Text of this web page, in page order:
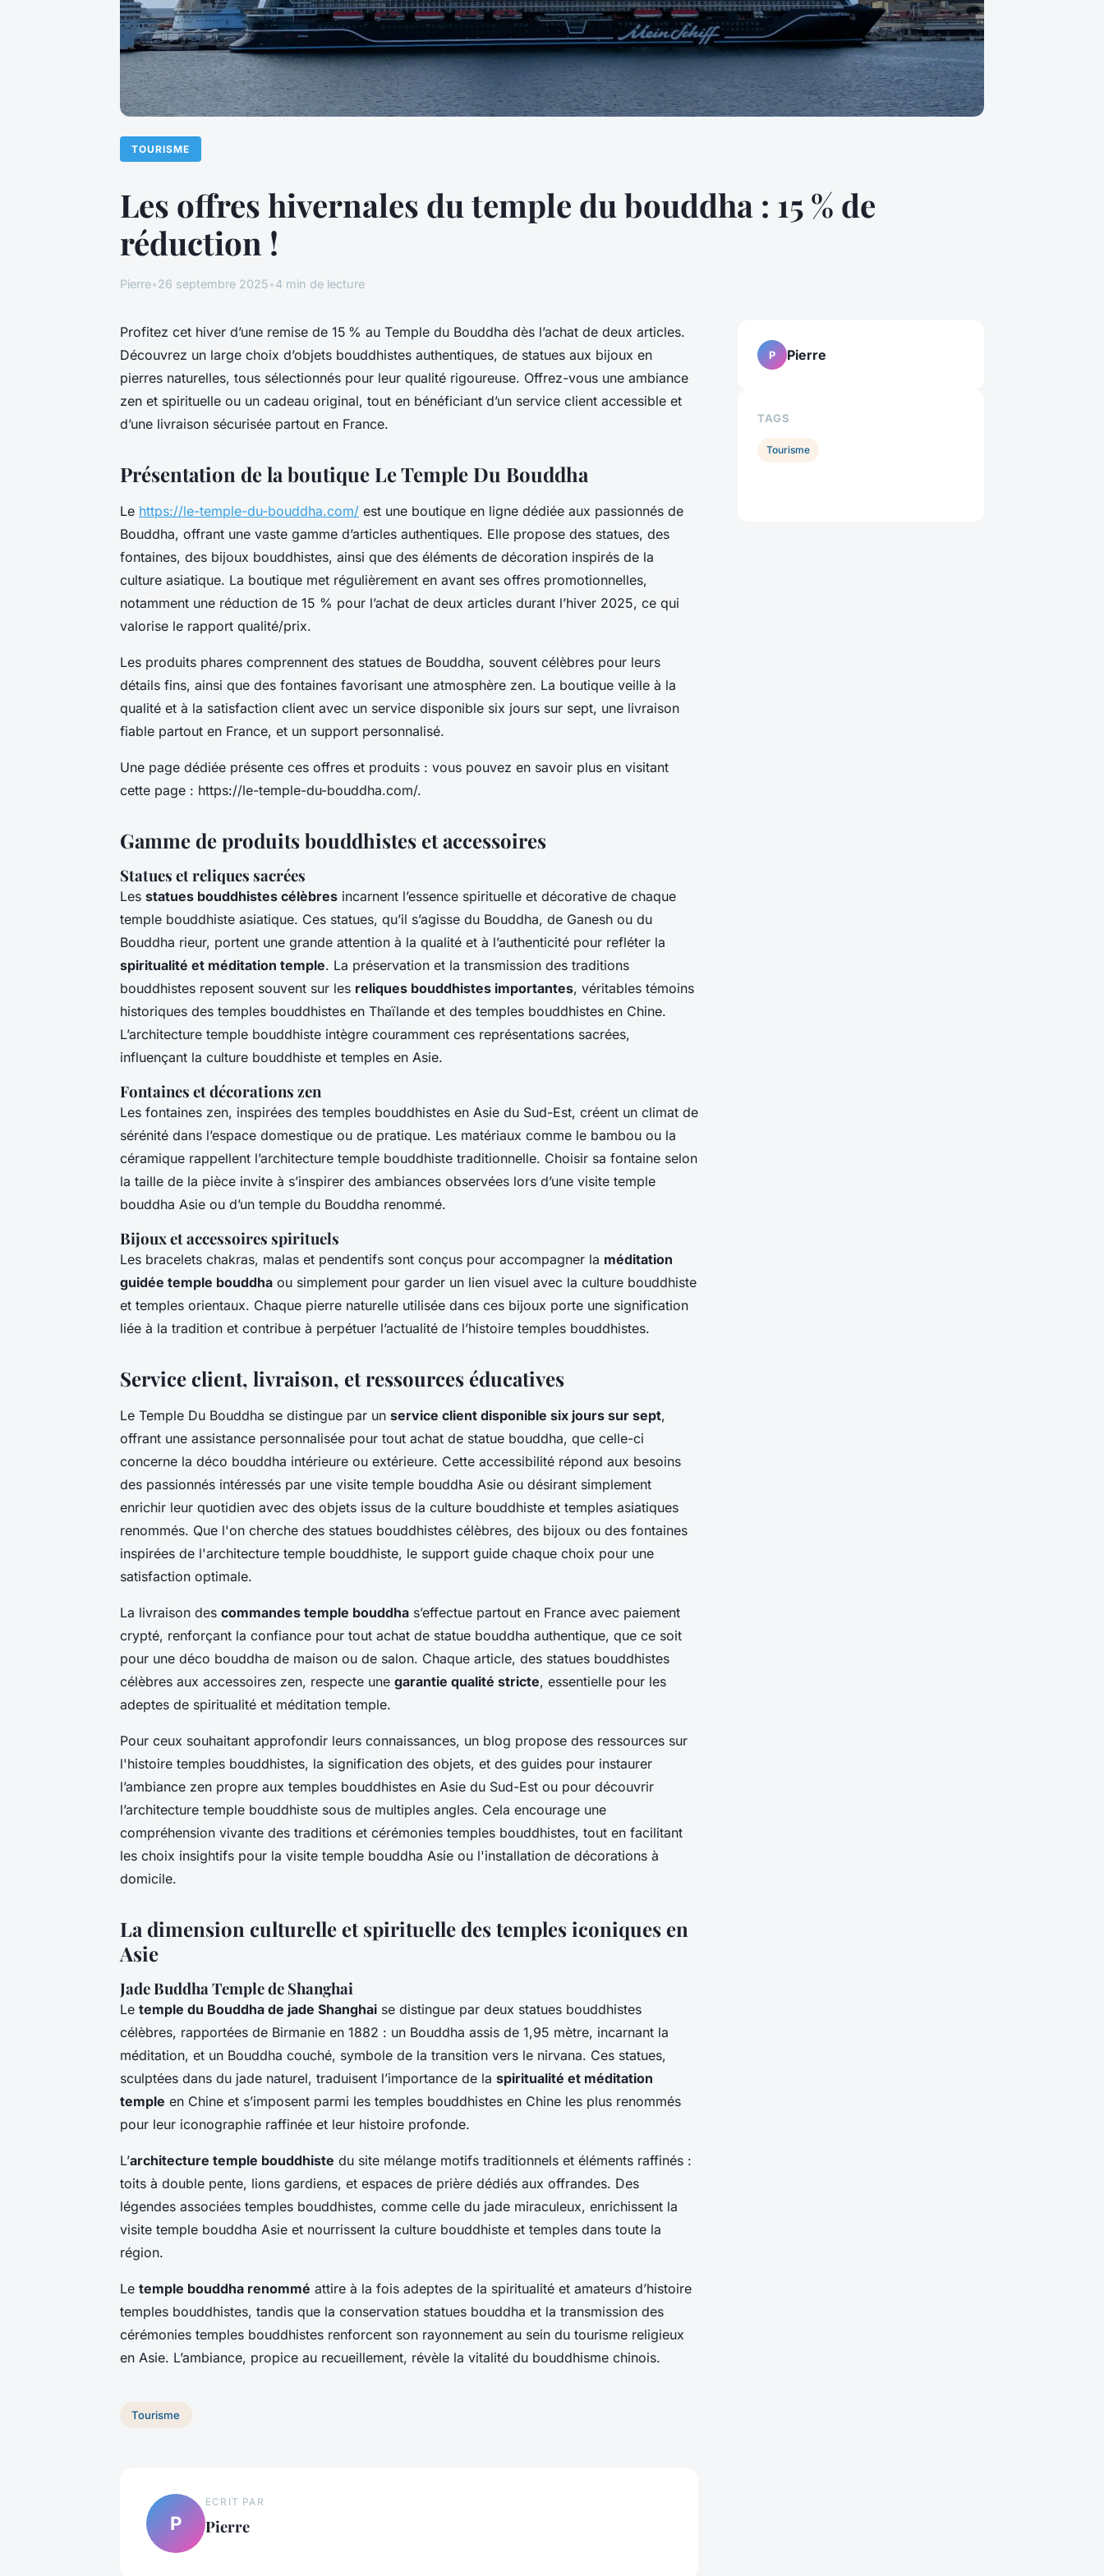
TOURISME
Les offres hivernales du temple du bouddha : 15 % de
réduction !
Pierre•26 septembre 2025•4 min de lecture
Profitez cet hiver d’une remise de 15 % au Temple du Bouddha dès l’achat de deux articles.
Découvrez un large choix d’objets bouddhistes authentiques, de statues aux bijoux en
pierres naturelles, tous sélectionnés pour leur qualité rigoureuse. Offrez-vous une ambiance
zen et spirituelle ou un cadeau original, tout en bénéficiant d’un service client accessible et
d’une livraison sécurisée partout en France.
Présentation de la boutique Le Temple Du Bouddha
Le https://le-temple-du-bouddha.com/ est une boutique en ligne dédiée aux passionnés de
Bouddha, offrant une vaste gamme d’articles authentiques. Elle propose des statues, des
fontaines, des bijoux bouddhistes, ainsi que des éléments de décoration inspirés de la
culture asiatique. La boutique met régulièrement en avant ses offres promotionnelles,
notamment une réduction de 15 % pour l’achat de deux articles durant l’hiver 2025, ce qui
valorise le rapport qualité/prix.
Les produits phares comprennent des statues de Bouddha, souvent célèbres pour leurs
détails fins, ainsi que des fontaines favorisant une atmosphère zen. La boutique veille à la
qualité et à la satisfaction client avec un service disponible six jours sur sept, une livraison
fiable partout en France, et un support personnalisé.
Une page dédiée présente ces offres et produits : vous pouvez en savoir plus en visitant
cette page : https://le-temple-du-bouddha.com/.
Gamme de produits bouddhistes et accessoires
Statues et reliques sacrées
Les statues bouddhistes célèbres incarnent l’essence spirituelle et décorative de chaque
temple bouddhiste asiatique. Ces statues, qu’il s’agisse du Bouddha, de Ganesh ou du
Bouddha rieur, portent une grande attention à la qualité et à l’authenticité pour refléter la
spiritualité et méditation temple. La préservation et la transmission des traditions
bouddhistes reposent souvent sur les reliques bouddhistes importantes, véritables témoins
historiques des temples bouddhistes en Thaïlande et des temples bouddhistes en Chine.
L’architecture temple bouddhiste intègre couramment ces représentations sacrées,
influençant la culture bouddhiste et temples en Asie.
Fontaines et décorations zen
Les fontaines zen, inspirées des temples bouddhistes en Asie du Sud-Est, créent un climat de
sérénité dans l’espace domestique ou de pratique. Les matériaux comme le bambou ou la
céramique rappellent l’architecture temple bouddhiste traditionnelle. Choisir sa fontaine selon
la taille de la pièce invite à s’inspirer des ambiances observées lors d’une visite temple
bouddha Asie ou d’un temple du Bouddha renommé.
Bijoux et accessoires spirituels
Les bracelets chakras, malas et pendentifs sont conçus pour accompagner la méditation
guidée temple bouddha ou simplement pour garder un lien visuel avec la culture bouddhiste
et temples orientaux. Chaque pierre naturelle utilisée dans ces bijoux porte une signification
liée à la tradition et contribue à perpétuer l’actualité de l’histoire temples bouddhistes.
Service client, livraison, et ressources éducatives
Le Temple Du Bouddha se distingue par un service client disponible six jours sur sept,
offrant une assistance personnalisée pour tout achat de statue bouddha, que celle-ci
concerne la déco bouddha intérieure ou extérieure. Cette accessibilité répond aux besoins
des passionnés intéressés par une visite temple bouddha Asie ou désirant simplement
enrichir leur quotidien avec des objets issus de la culture bouddhiste et temples asiatiques
renommés. Que l'on cherche des statues bouddhistes célèbres, des bijoux ou des fontaines
inspirées de l'architecture temple bouddhiste, le support guide chaque choix pour une
satisfaction optimale.
La livraison des commandes temple bouddha s’effectue partout en France avec paiement
crypté, renforçant la confiance pour tout achat de statue bouddha authentique, que ce soit
pour une déco bouddha de maison ou de salon. Chaque article, des statues bouddhistes
célèbres aux accessoires zen, respecte une garantie qualité stricte, essentielle pour les
adeptes de spiritualité et méditation temple.
Pour ceux souhaitant approfondir leurs connaissances, un blog propose des ressources sur
l'histoire temples bouddhistes, la signification des objets, et des guides pour instaurer
l’ambiance zen propre aux temples bouddhistes en Asie du Sud-Est ou pour découvrir
l’architecture temple bouddhiste sous de multiples angles. Cela encourage une
compréhension vivante des traditions et cérémonies temples bouddhistes, tout en facilitant
les choix insightifs pour la visite temple bouddha Asie ou l'installation de décorations à
domicile.
La dimension culturelle et spirituelle des temples iconiques en
Asie
Jade Buddha Temple de Shanghai
Le temple du Bouddha de jade Shanghai se distingue par deux statues bouddhistes
célèbres, rapportées de Birmanie en 1882 : un Bouddha assis de 1,95 mètre, incarnant la
méditation, et un Bouddha couché, symbole de la transition vers le nirvana. Ces statues,
sculptées dans du jade naturel, traduisent l’importance de la spiritualité et méditation
temple en Chine et s’imposent parmi les temples bouddhistes en Chine les plus renommés
pour leur iconographie raffinée et leur histoire profonde.
L’architecture temple bouddhiste du site mélange motifs traditionnels et éléments raffinés :
toits à double pente, lions gardiens, et espaces de prière dédiés aux offrandes. Des
légendes associées temples bouddhistes, comme celle du jade miraculeux, enrichissent la
visite temple bouddha Asie et nourrissent la culture bouddhiste et temples dans toute la
région.
Le temple bouddha renommé attire à la fois adeptes de la spiritualité et amateurs d’histoire
temples bouddhistes, tandis que la conservation statues bouddha et la transmission des
cérémonies temples bouddhistes renforcent son rayonnement au sein du tourisme religieux
en Asie. L’ambiance, propice au recueillement, révèle la vitalité du bouddhisme chinois.
Tourisme
P
ECRIT PAR
Pierre
P Pierre
TAGS
Tourisme